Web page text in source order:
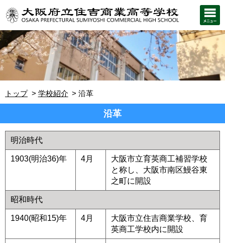
トップ 学校紹介 沿革
沿革
明治時代
1903(明治36)年 4月
大阪市立育英商工補習学校
と称し、大阪市南区鰻谷東
之町に開設
昭和時代
1940(昭和15)年 4月
大阪市立住吉商業学校、育
英商工学校内に開設